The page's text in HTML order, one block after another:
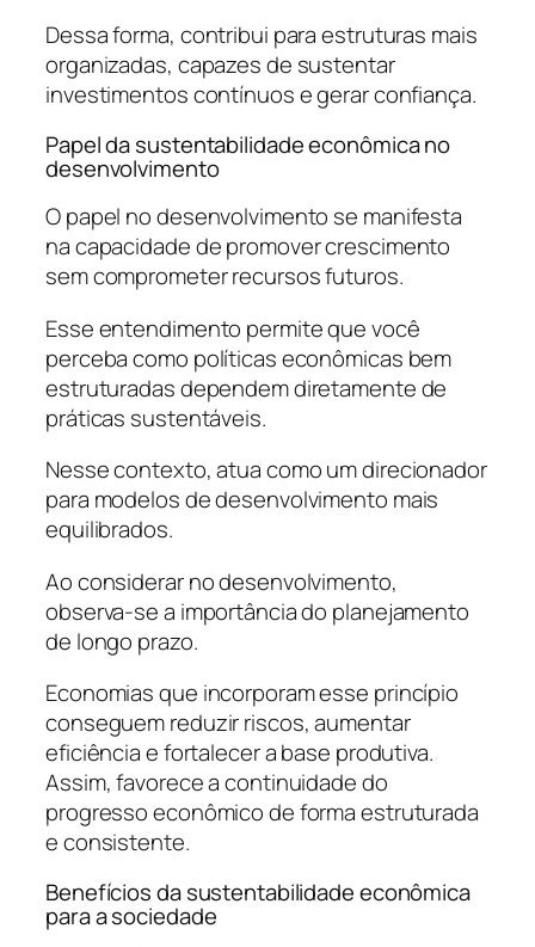
Dessa forma, contribui para estruturas mais
organizadas, capazes de sustentar
investimentos contínuos e gerar confiança.
Papel da sustentabilidade econômica no
desenvolvimento
O papel no desenvolvimento se manifesta
na capacidade de promover crescimento
sem comprometer recursos futuros.
Esse entendimento permite que você
perceba como políticas econômicas bem
estruturadas dependem diretamente de
práticas sustentáveis.
Nesse contexto, atua como um direcionador
para modelos de desenvolvimento mais
equilibrados.
Ao considerar no desenvolvimento,
observa-se a importância do planejamento
de longo prazo.
Economias que incorporam esse princípio
conseguem reduzir riscos, aumentar
eficiência e fortalecer a base produtiva.
Assim, favorece a continuidade do
progresso econômico de forma estruturada
e consistente.
Benefícios da sustentabilidade econômica
para a sociedade